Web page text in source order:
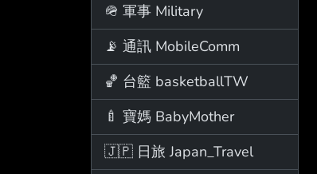
🪖 軍事 Military
📡 通訊 MobileComm
🏀 台籃 basketballTW
🍼 寶媽 BabyMother
🇯🇵 日旅 Japan_Travel